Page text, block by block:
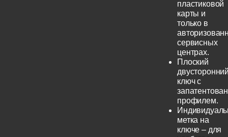
пластиковой
карты и
только в
сервисных
центрах.
Плоский
ключ с
профилем.
метка на
ключе – для